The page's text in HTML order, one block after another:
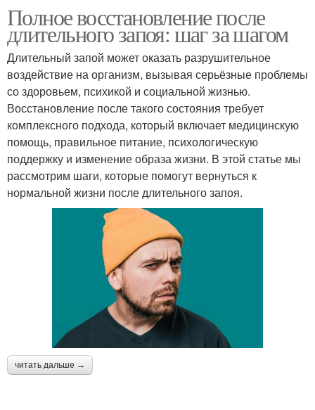
Полное восстановление после
длительного запоя: шаг за шагом
Длительный запой может оказать разрушительное
воздействие на организм, вызывая серьёзные проблемы
со здоровьем, психикой и социальной жизнью.
Восстановление после такого состояния требует
комплексного подхода, который включает медицинскую
помощь, правильное питание, психологическую
поддержку и изменение образа жизни. В этой статье мы
рассмотрим шаги, которые помогут вернуться к
нормальной жизни после длительного запоя.
читать дальше →